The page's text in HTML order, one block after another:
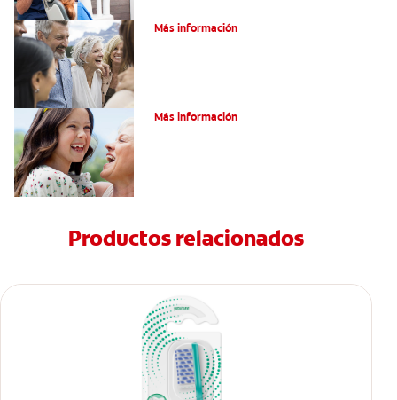
Más información
Más información
Productos relacionados